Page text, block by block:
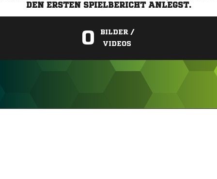
DEN ERSTEN SPIELBERICHT ANLEGST.
0
BILDER /
VIDEOS